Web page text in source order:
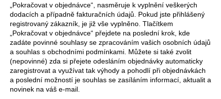
„Pokračovat v objednávce“, nasměruje k vyplnění veškerých
dodacích a případně fakturačních údajů. Pokud jste přihlášený
registrovaný zákazník, je již vše vyplněno. Tlačítkem
„Pokračovat v objednávce“ přejdete na poslední krok, kde
zadáte povinné souhlasy se zpracováním vašich osobních údajů
a souhlas s obchodními podmínkami. Můžete si také zvolit
(nepovinné) zda si přejete odesláním objednávky automaticky
zaregistrovat a využívat tak výhody a pohodlí při objednávkách
a poslední možností je souhlas se zasíláním informací, aktualit a
novinek na váš e-mail.